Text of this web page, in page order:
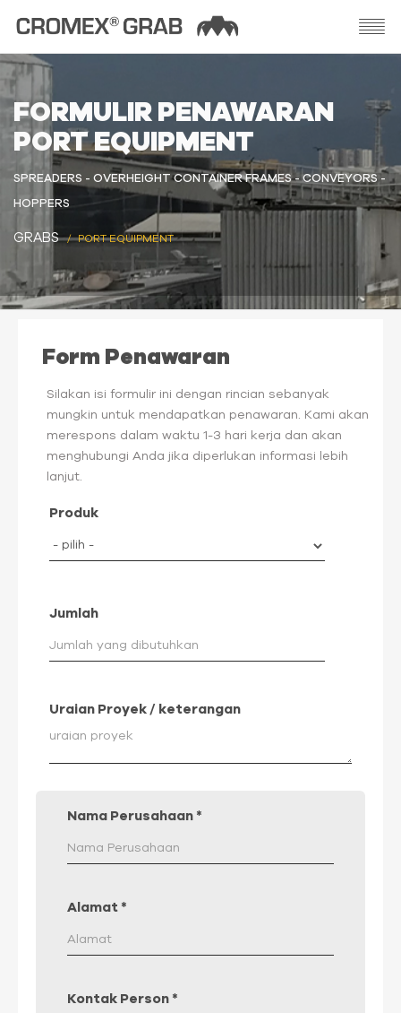
FORMULIR PENAWARAN
PORT EQUIPMENT
SPREADERS - OVERHEIGHT CONTAINER FRAMES - CONVEYORS -
HOPPERS
GRABS PORT EQUIPMENT
Form Penawaran
Silakan isi formulir ini dengan rincian sebanyak
mungkin untuk mendapatkan penawaran. Kami akan
merespons dalam waktu 1-3 hari kerja dan akan
menghubungi Anda jika diperlukan informasi lebih
lanjut.
Produk
Jumlah
Uraian Proyek / keterangan
Nama Perusahaan *
Alamat *
Kontak Person *